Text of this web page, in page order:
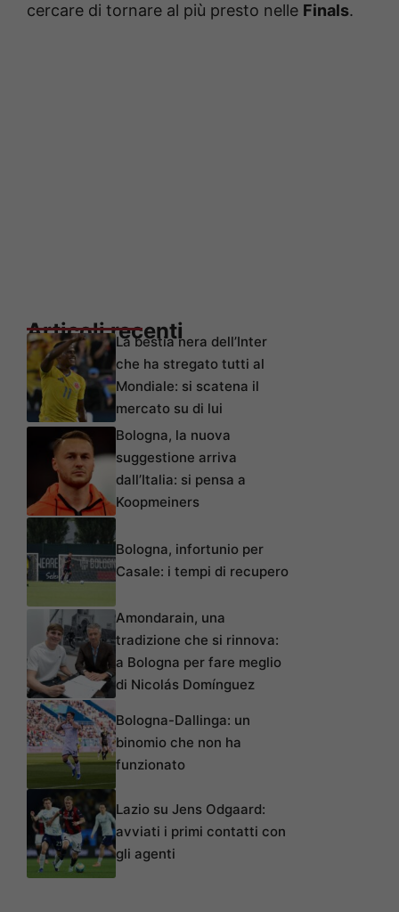
cercare di tornare al più presto nelle Finals.
Articoli recentiLa bestia nera dell’Inter
che ha stregato tutti al
Mondiale: si scatena il
mercato su di lui
Bologna, la nuova
suggestione arriva
dall’Italia: si pensa a
Koopmeiners
Bologna, infortunio per
Casale: i tempi di recupero
Amondarain, una
tradizione che si rinnova:
a Bologna per fare meglio
di Nicolás Domínguez
Bologna-Dallinga: un
binomio che non ha
funzionato
Lazio su Jens Odgaard:
avviati i primi contatti con
gli agenti